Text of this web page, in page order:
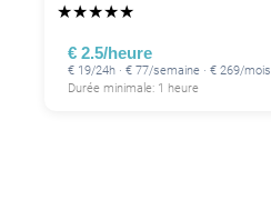
★★★★★
€ 2.5/heure
€ 19/24h · € 77/semaine · € 269/mois
Durée minimale: 1 heure